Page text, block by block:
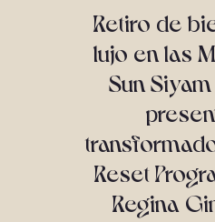
Retiro de
lujo en las
Sun
Reset
Regina